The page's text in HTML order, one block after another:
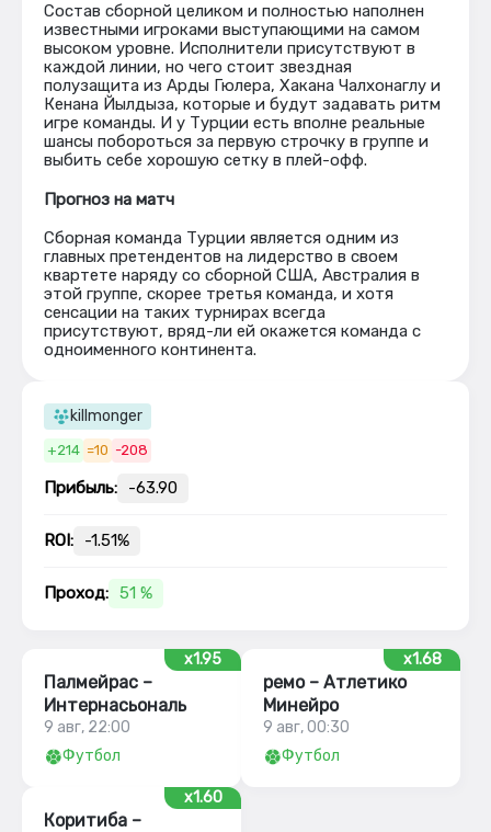
Состав сборной целиком и полностью наполнен
известными игроками выступающими на самом
высоком уровне. Исполнители присутствуют в
каждой линии, но чего стоит звездная
полузащита из Арды Гюлера, Хакана Чалхонаглу и
Кенана Йылдыза, которые и будут задавать ритм
игре команды. И у Турции есть вполне реальные
шансы побороться за первую строчку в группе и
выбить себе хорошую сетку в плей-офф.
Прогноз на матч
Сборная команда Турции является одним из
главных претендентов на лидерство в своем
квартете наряду со сборной США, Австралия в
этой группе, скорее третья команда, и хотя
сенсации на таких турнирах всегда
присутствуют, вряд-ли ей окажется команда с
одноименного континента.
killmonger
+214 =10 -208
Прибыль: -63.90
ROI: -1.51%
Проход: 51 %
x1.95
Палмейрас –
Интернасьональ
9 авг, 22:00
Футбол
x1.68
ремо – Атлетико
Минейро
9 авг, 00:30
Футбол
x1.60
Коритиба –